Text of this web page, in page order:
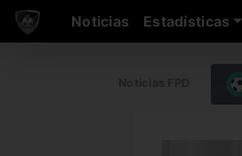
Noticias Estadísticas